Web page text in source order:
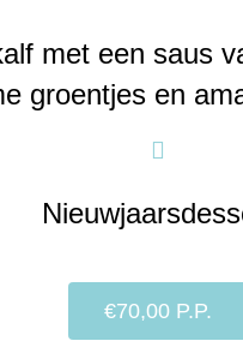
met een saus
groentjes en
€70,00 P.P.